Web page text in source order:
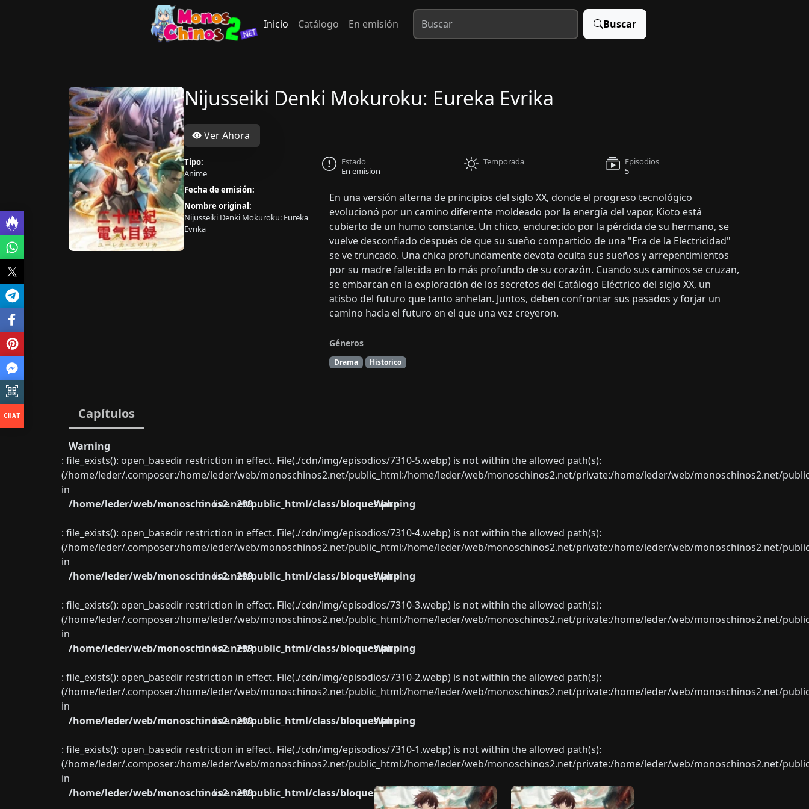
Inicio Catálogo En emisión Buscar
Nijusseiki Denki Mokuroku: Eureka Evrika
Ver Ahora
Tipo:
Anime
Fecha de emisión:
Nombre original:
Nijusseiki Denki Mokuroku: Eureka
Evrika
Estado
En emision
Temporada
Episodios
5
En una versión alterna de principios del siglo XX, donde el progreso tecnológico
evolucionó por un camino diferente moldeado por la energía del vapor, Kioto está
cubierto de un humo constante. Un chico, endurecido por la pérdida de su hermano, se
vuelve desconfiado después de que su sueño compartido de una "Era de la Electricidad"
se ve truncado. Una chica profundamente devota oculta sus sueños y arrepentimientos
por su madre fallecida en lo más profundo de su corazón. Cuando sus caminos se cruzan,
se embarcan en la exploración de los secretos del Catálogo Eléctrico del siglo XX, un
atisbo del futuro que tanto anhelan. Juntos, deben confrontar sus pasados y forjar un
camino hacia el futuro en el que una vez creyeron.
Géneros
Drama Historico
Capítulos
Warning
: file_exists(): open_basedir restriction in effect. File(./cdn/img/episodios/7310-5.webp) is not within the allowed path(s):
(/home/leder/.composer:/home/leder/web/monoschinos2.net/public_html:/home/leder/web/monoschinos2.net/private:/home/leder/web/monoschinos2.net/
in
/home/leder/web/monoschinos2.net/public_html/class/bloques.php
on line 299 Warning
: file_exists(): open_basedir restriction in effect. File(./cdn/img/episodios/7310-4.webp) is not within the allowed path(s):
(/home/leder/.composer:/home/leder/web/monoschinos2.net/public_html:/home/leder/web/monoschinos2.net/private:/home/leder/web/monoschinos2.net/
in
/home/leder/web/monoschinos2.net/public_html/class/bloques.php
on line 299 Warning
: file_exists(): open_basedir restriction in effect. File(./cdn/img/episodios/7310-3.webp) is not within the allowed path(s):
(/home/leder/.composer:/home/leder/web/monoschinos2.net/public_html:/home/leder/web/monoschinos2.net/private:/home/leder/web/monoschinos2.net/
in
/home/leder/web/monoschinos2.net/public_html/class/bloques.php
on line 299 Warning
: file_exists(): open_basedir restriction in effect. File(./cdn/img/episodios/7310-2.webp) is not within the allowed path(s):
(/home/leder/.composer:/home/leder/web/monoschinos2.net/public_html:/home/leder/web/monoschinos2.net/private:/home/leder/web/monoschinos2.net/
in
/home/leder/web/monoschinos2.net/public_html/class/bloques.php
on line 299 Warning
: file_exists(): open_basedir restriction in effect. File(./cdn/img/episodios/7310-1.webp) is not within the allowed path(s):
(/home/leder/.composer:/home/leder/web/monoschinos2.net/public_html:/home/leder/web/monoschinos2.net/private:/home/leder/web/monoschinos2.net/
in
/home/leder/web/monoschinos2.net/public_html/class/bloques.php
on line 299